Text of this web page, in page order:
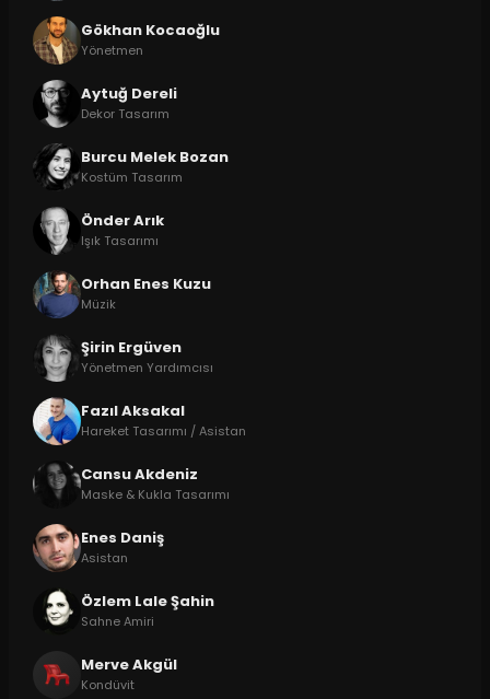
Gökhan Kocaoğlu
Yönetmen
Aytuğ Dereli
Dekor Tasarım
Burcu Melek Bozan
Kostüm Tasarım
Önder Arık
Işık Tasarımı
Orhan Enes Kuzu
Müzik
Şirin Ergüven
Yönetmen Yardımcısı
Fazıl Aksakal
Hareket Tasarımı / Asistan
Cansu Akdeniz
Maske & Kukla Tasarımı
Enes Daniş
Asistan
Özlem Lale Şahin
Sahne Amiri
Merve Akgül
Kondüvit